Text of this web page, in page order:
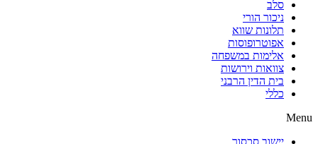
סלב
ניכור הורי
תלונות שווא
אפוטרופוסות
אלימות במשפחה
צוואות וירושות
בית הדין הרבני
כללי
Menu
יישוב סכסוך